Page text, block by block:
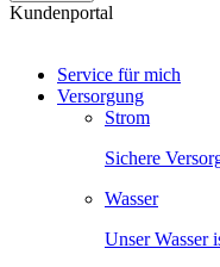
Kundenportal
Service für mich
Versorgung
Strom
Sichere
Wasser
Unser Wasser